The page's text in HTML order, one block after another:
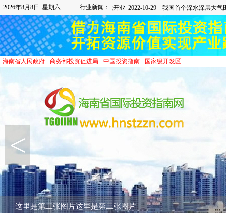
2026年8月8日 星期六 行业新闻：
·海南省人民政府· 商务部投资促进局 · 中国投资指南· 国家级开发区
这里是第二张图片这里是第二张图片
<